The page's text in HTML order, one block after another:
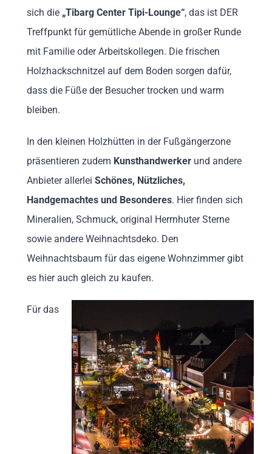
sich die „Tibarg Center Tipi-Lounge“, das ist DER
Treffpunkt für gemütliche Abende in großer Runde
mit Familie oder Arbeitskollegen. Die frischen
Holzhackschnitzel auf dem Boden sorgen dafür,
dass die Füße der Besucher trocken und warm
bleiben.
In den kleinen Holzhütten in der Fußgängerzone
präsentieren zudem Kunsthandwerkerund andere
Anbieter allerlei Schönes, Nützliches,
Handgemachtes und Besonderes. Hier finden sich
Mineralien, Schmuck, original Herrnhuter Sterne
sowie andere Weihnachtsdeko. Den
Weihnachtsbaum für das eigene Wohnzimmer gibt
es hier auch gleich zu kaufen.
Für das